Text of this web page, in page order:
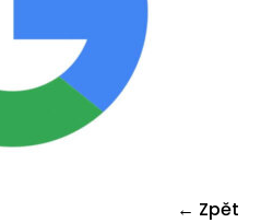
← Zpět